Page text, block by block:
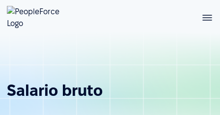
Salario bruto